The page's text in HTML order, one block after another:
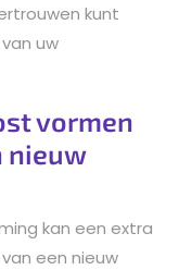
kunt
uw
vormen
nieuw
kan een extra
een nieuw